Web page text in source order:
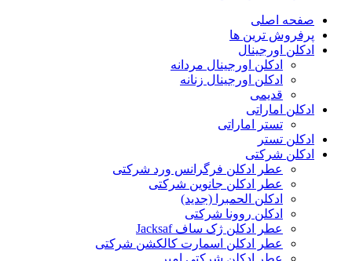
صفحه اصلی
پرفروش ترین ها
ادکلن اورجینال
ادکلن اورجینال مردانه
ادکلن اورجینال زنانه
قدیمی
ادکلن اماراتی
تستر اماراتی
ادکلن تستر
ادکلن شرکتی
عطر ادکلن فرگرانس ورد شرکتی
عطر ادکلن جانوین شرکتی
ادکلن الحمبرا (جدید)
ادکلن روونا شرکتی
عطر ادکلن ژک‌ ساف Jacksaf
عطر ادکلن اسمارت کالکشن شرکتی
عطر ادکلن شرکتی امپر